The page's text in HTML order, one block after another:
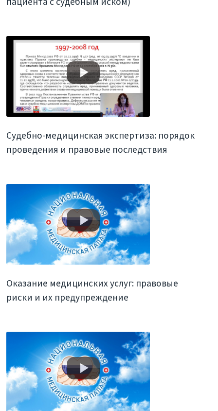
Судебно-медицинская экспертиза: порядок
проведения и правовые последствия
Оказание медицинских услуг: правовые
риски и их предупреждение